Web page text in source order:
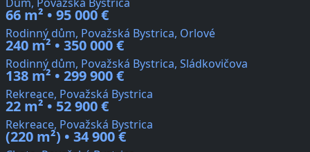
66 m² • 95 000 €
Rodinný dům, Považská Bystrica, Orlové
240 m² • 350 000 €
Rodinný dům, Považská Bystrica, Sládkovičova
138 m² • 299 900 €
Rekreace, Považská Bystrica
22 m² • 52 900 €
Rekreace, Považská Bystrica
(220 m²) • 34 900 €